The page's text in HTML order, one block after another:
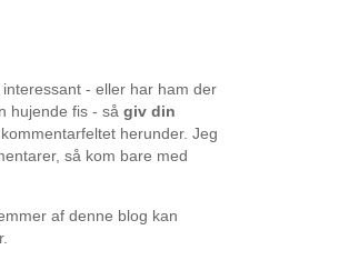
- eller har ham der
hujende fis - så giv din
herunder. Jeg
så kom bare med
af denne blog kan